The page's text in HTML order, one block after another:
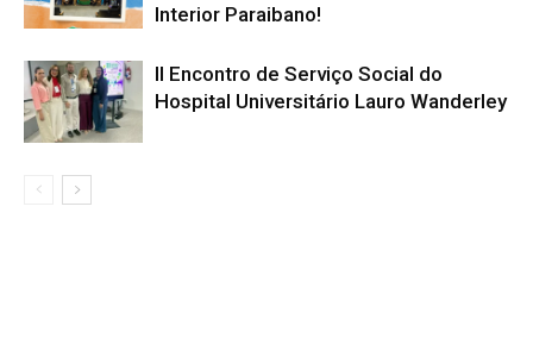
Interior Paraibano!
II Encontro de Serviço Social do
Hospital Universitário Lauro Wanderley